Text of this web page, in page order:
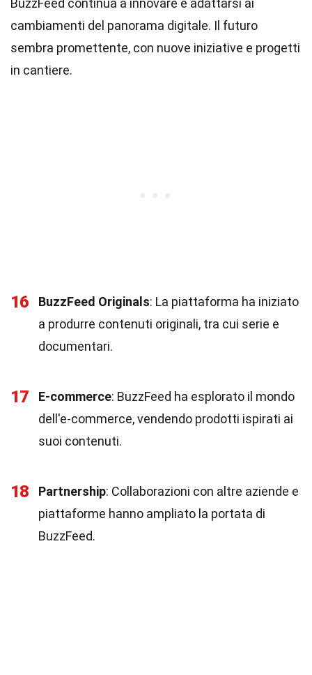
BuzzFeed continua a innovare e adattarsi ai
cambiamenti del panorama digitale. Il futuro
sembra promettente, con nuove iniziative e progetti
in cantiere.
16 BuzzFeed Originals: La piattaforma ha iniziato
a produrre contenuti originali, tra cui serie e
documentari.
17 E-commerce: BuzzFeed ha esplorato il mondo
dell'e-commerce, vendendo prodotti ispirati ai
suoi contenuti.
18 Partnership: Collaborazioni con altre aziende e
piattaforme hanno ampliato la portata di
BuzzFeed.